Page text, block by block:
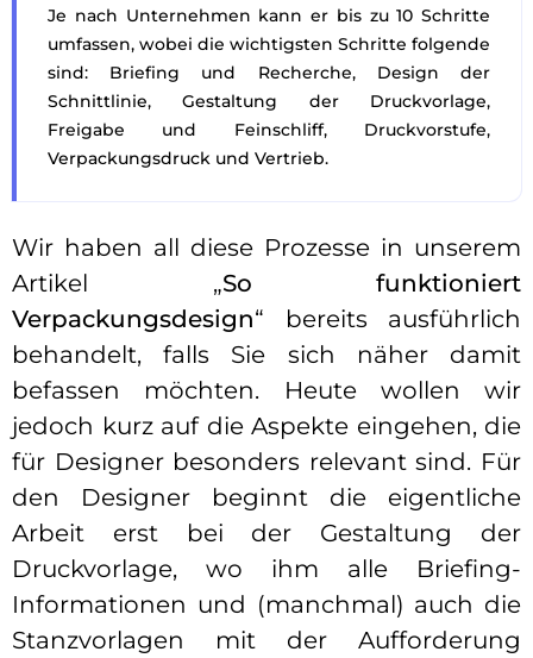
Je nach Unternehmen kann er bis zu 10 Schritte
umfassen, wobei die wichtigsten Schritte folgende
sind: Briefing und Recherche, Design der
Schnittlinie, Gestaltung der Druckvorlage,
Freigabe und Feinschliff, Druckvorstufe,
Verpackungsdruck und Vertrieb.
Wir haben all diese Prozesse in unserem
Artikel „So funktioniert
Verpackungsdesign“ bereits ausführlich
behandelt, falls Sie sich näher damit
befassen möchten. Heute wollen wir
jedoch kurz auf die Aspekte eingehen, die
für Designer besonders relevant sind. Für
den Designer beginnt die eigentliche
Arbeit erst bei der Gestaltung der
Druckvorlage, wo ihm alle Briefing-
Informationen und (manchmal) auch die
Stanzvorlagen mit der Aufforderung